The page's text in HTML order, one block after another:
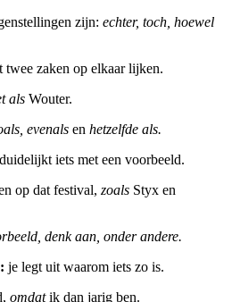
zijn: echter, toch, hoewel
twee zaken op elkaar lijken.
als Wouter.
evenals en hetzelfde als.
iets met een voorbeeld.
op dat festival, zoals Styx en
denk aan, onder andere.
je legt uit waarom iets zo is.
omdatik dan jarig ben.